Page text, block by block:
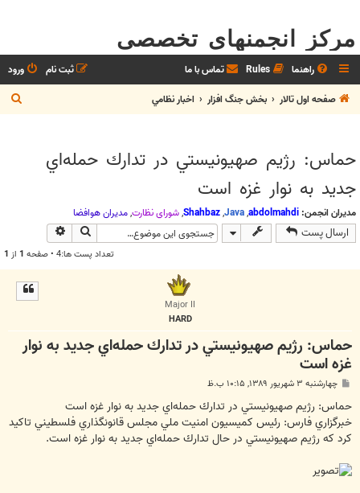
مرکز انجمنهای تخصصی
راهنما Rules تماس با ما ورود
ثبت نام
صفحه اول تالار
بخش جنگ افزار اخبار نظامي
س
حماس: رژيم صهيونيستي در تدارك حمله‌اي
جديد به نوار غزه است
مدیران انجمن: abdolmahdi
,
Java
,
Shahbaz
,شوراي نظارت,مديران هوافضا
ارسال پست جستجو
تعداد پست ها:4 • صفحه 1 از 1
Major II
HARD
حماس: رژيم صهيونيستي در تدارك حمله‌اي جديد به نوار
غزه است
س
ت
چهارشنبه ۳ شهریور ۱۳۸۹, ۱۰:۱۵ ب.ظ
حماس: رژيم صهيونيستي در تدارك حمله‌اي جديد به نوار غزه است
خبرگزاري فارس: رئيس كميسيون امنيت ملي مجلس قانونگذاري فلسطيني تاكيد
كرد كه رژيم صهيونيستي در حال تدارك حمله‌اي جديد به نوار غزه است.